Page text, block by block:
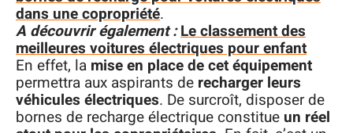
dans une copropriété.
A découvrir également :Le classement des
meilleures voitures électriques pour enfant
En effet, la mise en place de cet équipement
permettra aux aspirants de recharger leurs
véhicules électriques. De surcroît, disposer de
bornes de recharge électrique constitue un réel